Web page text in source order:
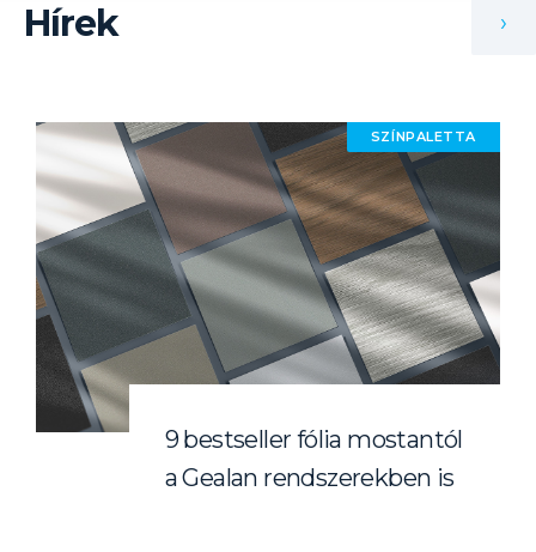
Hírek
9 bestseller fólia mostantól
a Gealan rendszerekben is
SZÍNPALETTA
›